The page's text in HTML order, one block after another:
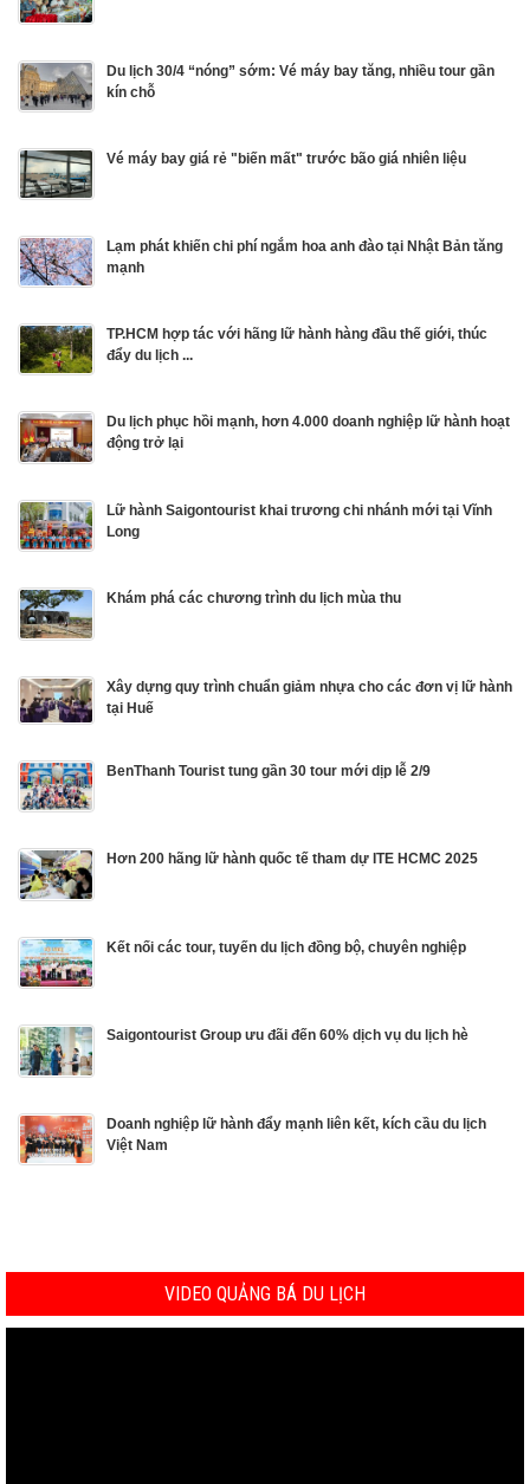
Du lịch 30/4 “nóng” sớm: Vé máy bay tăng, nhiều tour gần
kín chỗ
Vé máy bay giá rẻ "biến mất" trước bão giá nhiên liệu
Lạm phát khiến chi phí ngắm hoa anh đào tại Nhật Bản tăng
mạnh
TP.HCM hợp tác với hãng lữ hành hàng đầu thế giới, thúc
đẩy du lịch ...
Du lịch phục hồi mạnh, hơn 4.000 doanh nghiệp lữ hành hoạt
động trở lại
Lữ hành Saigontourist khai trương chi nhánh mới tại Vĩnh
Long
Khám phá các chương trình du lịch mùa thu
Xây dựng quy trình chuẩn giảm nhựa cho các đơn vị lữ hành
tại Huế
BenThanh Tourist tung gần 30 tour mới dịp lễ 2/9
Hơn 200 hãng lữ hành quốc tế tham dự ITE HCMC 2025
Kết nối các tour, tuyến du lịch đồng bộ, chuyên nghiệp
Saigontourist Group ưu đãi đến 60% dịch vụ du lịch hè
Doanh nghiệp lữ hành đẩy mạnh liên kết, kích cầu du lịch
Việt Nam
VIDEO QUẢNG BÁ DU LỊCH